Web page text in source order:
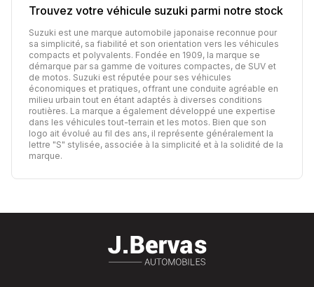
Trouvez votre véhicule suzuki parmi notre stock
Suzuki est une marque automobile japonaise reconnue pour
sa simplicité, sa fiabilité et son orientation vers les véhicules
compacts et polyvalents. Fondée en 1909, la marque se
démarque par sa gamme de voitures compactes, de SUV et
de motos. Suzuki est réputée pour ses véhicules
économiques et pratiques, offrant une conduite agréable en
milieu urbain tout en étant adaptés à diverses conditions
routières. La marque a également développé une expertise
dans les véhicules tout-terrain et les motos. Bien que son
logo ait évolué au fil des ans, il représente généralement la
lettre "S" stylisée, associée à la simplicité et à la solidité de la
marque.